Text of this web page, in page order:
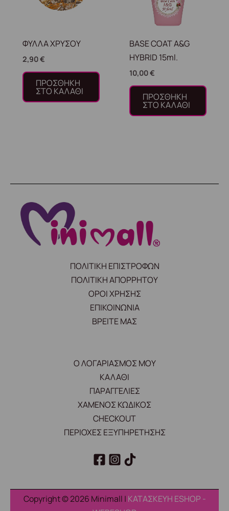
ΦΥΛΛΑ ΧΡΥΣΟΥ
2,90€
ΠΡΟΣΘΉΚΗ
ΣΤΟ ΚΑΛΆΘΙ
BASE COAT A&G
HYBRID 15ml.
10,00€
ΠΡΟΣΘΉΚΗ
ΣΤΟ ΚΑΛΆΘΙ
ΠΟΛΙΤΙΚΗ ΕΠΙΣΤΡΟΦΩΝ
ΠΟΛΙΤΙΚΗ ΑΠΟΡΡΗΤΟΥ
ΟΡΟΙ ΧΡΗΣΗΣ
ΕΠΙΚΟΙΝΩΝΙΑ
ΒΡΕΙΤΕ ΜΑΣ
Ο ΛΟΓΑΡΙΑΣΜΟΣ ΜΟΥ
ΚΑΛΑΘΙ
ΠΑΡΑΓΓΕΛΙΕΣ
ΧΑΜΕΝΟΣ ΚΩΔΙΚΟΣ
CHECKOUT
ΠΕΡΙΟΧΕΣ ΕΞΥΠΗΡΕΤΗΣΗΣ
Copyright © 2026 Minimall | ΚΑΤΑΣΚΕΥΗ ESHOP -